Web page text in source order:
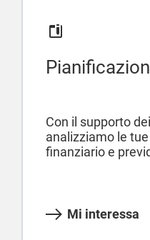
Con il supporto
analizziamo le
finanziario e
Mi interessa